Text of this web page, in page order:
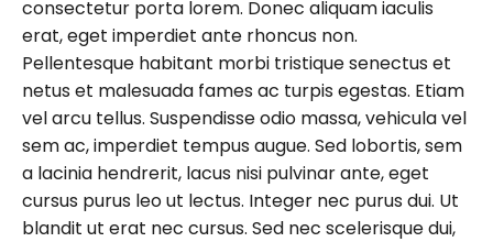
consectetur porta lorem. Donec aliquam iaculis
erat, eget imperdiet ante rhoncus non.
Pellentesque habitant morbi tristique senectus et
netus et malesuada fames ac turpis egestas. Etiam
vel arcu tellus. Suspendisse odio massa, vehicula vel
sem ac, imperdiet tempus augue. Sed lobortis, sem
a lacinia hendrerit, lacus nisi pulvinar ante, eget
cursus purus leo ut lectus. Integer nec purus dui. Ut
blandit ut erat nec cursus. Sed nec scelerisque dui,